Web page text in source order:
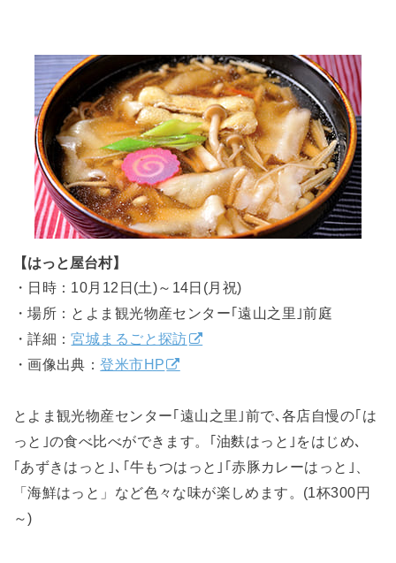
【はっと屋台村】
・日時：10月12日(土)～14日(月祝)
・場所：とよま観光物産センター｢遠山之里｣前庭
・詳細：宮城まるごと探訪
・画像出典：登米市HP
とよま観光物産センター｢遠山之里｣前で､各店自慢の｢は
っと｣の食べ比べができます。｢油麩はっと｣をはじめ､
｢あずきはっと｣､｢牛もつはっと｣｢赤豚カレーはっと｣、
「海鮮はっと」など色々な味が楽しめます。(1杯300円
～)